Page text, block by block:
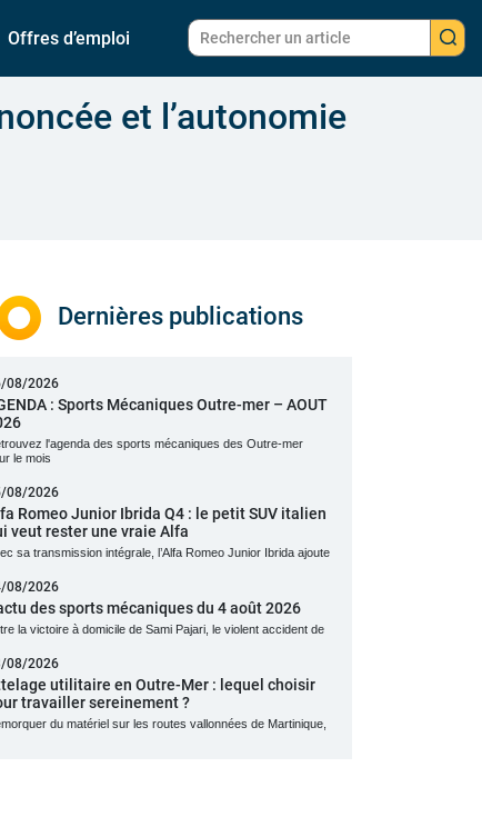
Offres d’emploi
et l’autonomie
Dernières publications
08/2026
: Sports Mécaniques Outre-mer – AOUT
l'agenda des sports mécaniques des Outre-mer
le mois
08/2026
Romeo Junior Ibrida Q4 : le petit SUV italien
veut rester une vraie Alfa
sa transmission intégrale, l’Alfa Romeo Junior Ibrida ajoute
08/2026
des sports mécaniques du 4 août 2026
la victoire à domicile de Sami Pajari, le violent accident de
08/2026
utilitaire en Outre-Mer : lequel choisir
travailler sereinement ?
du matériel sur les routes vallonnées de Martinique,